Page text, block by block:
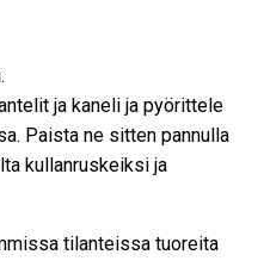
ja kaneli ja pyörittele
Paista ne sitten pannulla
kullanruskeiksi ja
tilanteissa tuoreita